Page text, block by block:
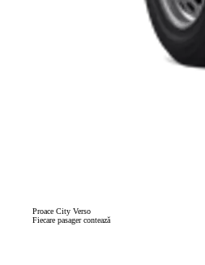
Proace City Verso
Fiecare pasager contează